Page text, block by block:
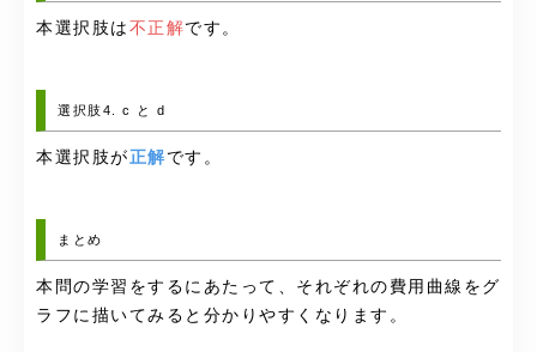
本選択肢は 不正解です。
選択肢4. c と d
本選択肢が正解です。
まとめ
本問の学習をするにあたって、それぞれの費用曲線をグ
ラフに描いてみると分かりやすくなります。